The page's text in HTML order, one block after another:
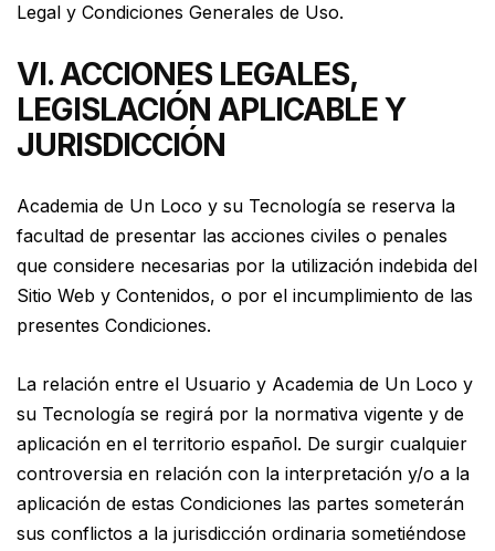
Legal y Condiciones Generales de Uso.
VI. ACCIONES LEGALES,
LEGISLACIÓN APLICABLE Y
JURISDICCIÓN
Academia de Un Loco y su Tecnología se reserva la
facultad de presentar las acciones civiles o penales
que considere necesarias por la utilización indebida del
Sitio Web y Contenidos, o por el incumplimiento de las
presentes Condiciones.
La relación entre el Usuario y Academia de Un Loco y
su Tecnología se regirá por la normativa vigente y de
aplicación en el territorio español. De surgir cualquier
controversia en relación con la interpretación y/o a la
aplicación de estas Condiciones las partes someterán
sus conflictos a la jurisdicción ordinaria sometiéndose